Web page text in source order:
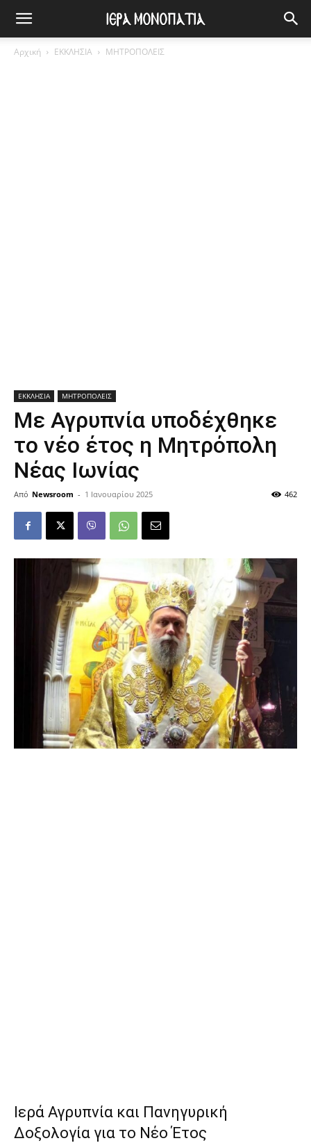
Αρχική ΕΚΚΛΗΣΙΑ ΜΗΤΡΟΠΟΛΕΙΣ
ΕΚΚΛΗΣΙΑ ΜΗΤΡΟΠΟΛΕΙΣ
Με Αγρυπνία υποδέχθηκε
το νέο έτος η Μητρόπολη
Νέας Ιωνίας
Από Newsroom - 1 Ιανουαρίου 2025 462
Ιερά Αγρυπνία και Πανηγυρική
Δοξολογία για το Νέο Έτος